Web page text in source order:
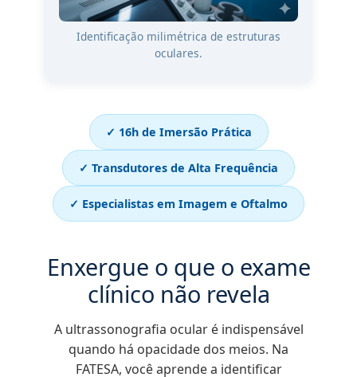
Identificação milimétrica de estruturas
oculares.
✓ 16h de Imersão Prática
✓ Transdutores de Alta Frequência
✓ Especialistas em Imagem e Oftalmo
Enxergue o que o exame
clínico não revela
A ultrassonografia ocular é indispensável
quando há opacidade dos meios. Na
FATESA, você aprende a identificar